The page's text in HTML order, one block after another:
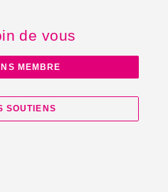
de vous
MEMBRE
SOUTIENS